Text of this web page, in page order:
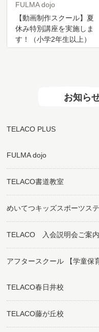
FULMA dojo
【動画制作スクール】夏
休み特別講座を実施しま
す！（小学2年生以上）
お知ら
TELACO PLUS
FULMA dojo
TELACO書道教室
めいてつキッズスポーツス
TELACO 入会説明会ご案内
アフタースクール 【学童保
TELACO春日井校
TELACO藤が丘校